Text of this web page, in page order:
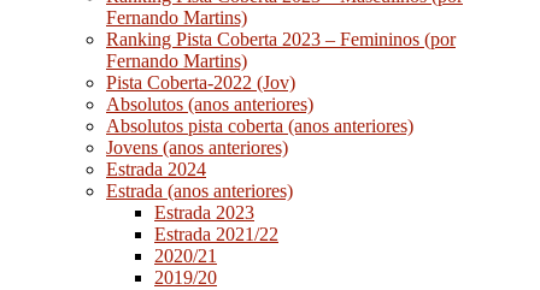
Fernando Martins)
Ranking Pista Coberta 2023 – Femininos (por
Fernando Martins)
Pista Coberta-2022 (Jov)
Absolutos (anos anteriores)
Absolutos pista coberta (anos anteriores)
Jovens (anos anteriores)
Estrada 2024
Estrada (anos anteriores)
Estrada 2023
Estrada 2021/22
2020/21
2019/20